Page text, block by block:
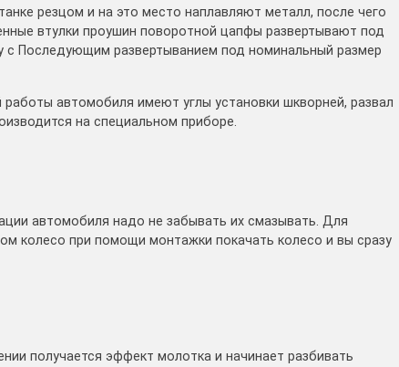
резцом и на это место наплавляют металл, после чего
втулки проушин поворотной цапфы развертывают под
Последующим развертыванием под номинальный размер
автомобиля имеют углы установки шкворней, развал
на специальном приборе.
автомобиля надо не забывать их смазывать. Для
колесо при помощи монтажки покачать колесо и вы сразу
получается эффект молотка и начинает разбивать